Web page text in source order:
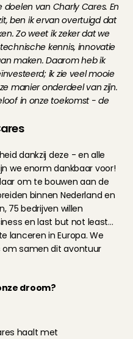
van Charly Cares. En
ben ik ervan overtuigd dat
Zo weet ik zeker dat we
kennis, innovatie
maken. Daarom heb ik
ik zie veel mooie
manier onderdeel van zijn.
in onze toekomst - de
dankzij deze - en alle
we enorm dankbaar voor!
om te bouwen aan de
binnen Nederland en
75 bedrijven willen
en last but not least…
lanceren in Europa. We
samen dit avontuur
droom?
haalt met